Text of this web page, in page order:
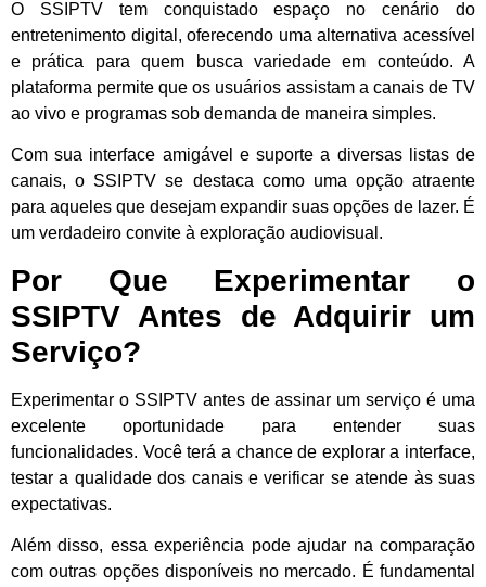
O SSIPTV tem conquistado espaço no cenário do
entretenimento digital, oferecendo uma alternativa acessível
e prática para quem busca variedade em conteúdo. A
plataforma permite que os usuários assistam a canais de TV
ao vivo e programas sob demanda de maneira simples.
Com sua interface amigável e suporte a diversas listas de
canais, o SSIPTV se destaca como uma opção atraente
para aqueles que desejam expandir suas opções de lazer. É
um verdadeiro convite à exploração audiovisual.
Por Que Experimentar o
SSIPTV Antes de Adquirir um
Serviço?
Experimentar o SSIPTV antes de assinar um serviço é uma
excelente oportunidade para entender suas
funcionalidades. Você terá a chance de explorar a interface,
testar a qualidade dos canais e verificar se atende às suas
expectativas.
Além disso, essa experiência pode ajudar na comparação
com outras opções disponíveis no mercado. É fundamental